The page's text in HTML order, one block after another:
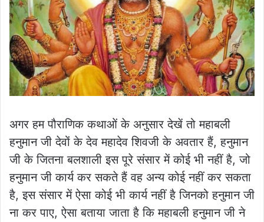
अगर हम पौराणिक कथाओं के अनुसार देखें तो महाबली
हनुमान जी देवों के देव महादेव शिवजी के अवतार हैं, हनुमान
जी के जितना बलशाली इस पूरे संसार में कोई भी नहीं है, जो
हनुमान जी कार्य कर सकते हैं वह अन्य कोई नहीं कर सकता
है, इस संसार में ऐसा कोई भी कार्य नहीं है जिनको हनुमान जी
ना कर पाए, ऐसा बताया जाता है कि महाबली हनुमान जी ने